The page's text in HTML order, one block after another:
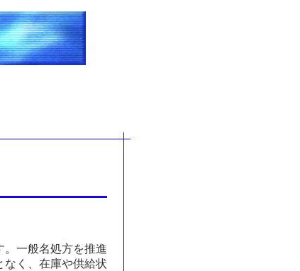
。一般名処方を推進
なく、在庫や供給状